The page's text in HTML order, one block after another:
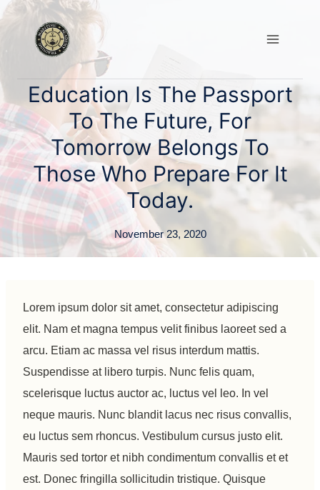
Skip
Education Is The Passport
To The Future, For
Tomorrow Belongs To
Those Who Prepare For It
Today.
November 23, 2020
Lorem ipsum dolor sit amet, consectetur adipiscing
elit. Nam et magna tempus velit finibus laoreet sed a
arcu. Etiam ac massa vel risus interdum mattis.
Suspendisse at libero turpis. Nunc felis quam,
scelerisque luctus auctor ac, luctus vel leo. In vel
neque mauris. Nunc blandit lacus nec risus convallis,
eu luctus sem rhoncus. Vestibulum cursus justo elit.
Mauris sed tortor et nibh condimentum convallis et et
est. Donec fringilla sollicitudin tristique. Quisque